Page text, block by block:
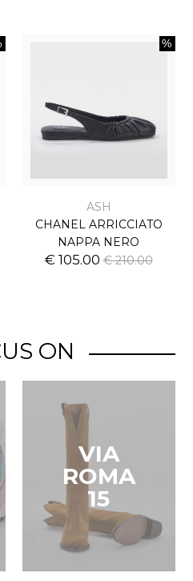
ASH
CHANEL ARRICCIATO
NAPPA NERO
€ 105.00€ 210.00
ON
VIA
ROMA
15